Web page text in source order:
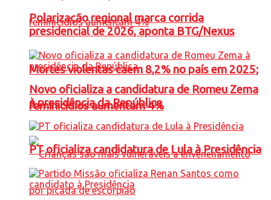
Mortes violentas caem 8,2% no país em 2025;
feminicídios aumentam 4%
Polarização regional marca corrida
presidencial de 2026, aponta BTG/Nexus
Novo oficializa a candidatura de Romeu Zema
à presidência da República
PT oficializa candidatura de Lula à Presidência